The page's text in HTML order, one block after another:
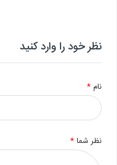
نظر خود را وارد کنید
نام*
نظر شما*